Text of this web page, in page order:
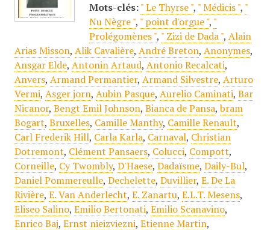
Mots-clés: " Le Thyrse ", " Médicis ", "
Nu Nègre ", " point d'orgue ", "
Prolégomènes ", " Zizi de Dada ", Alain
Arias Misson, Alik Cavalière, André Breton, Anonymes,
Ansgar Elde, Antonin Artaud, Antonio Recalcati,
Anvers, Armand Permantier, Armand Silvestre, Arturo
Vermi, Asger jorn, Aubin Pasque, Aurelio Caminati, Bar
Nicanor, Bengt Emil Johnson, Bianca de Pansa,bram
Bogart, Bruxelles, Camille Manthy, Camille Renault,
Carl Frederik Hill, Carla Karla, Carnaval, Christian
Dotremont, Clément Pansaers, Colucci, Compott,
Corneille, Cy Twombly, D'Haese, Dadaïsme, Daily-Bul,
Daniel Pommereulle, Dechelette, Duvillier, E. De La
Rivière, E. Van Anderlecht, E. Zanartu, E.L.T. Mesens,
Eliseo Salino, Emilio Bertonati, Emilio Scanavino,
Enrico Baj, Ernst nieizviezni, Etienne Martin,